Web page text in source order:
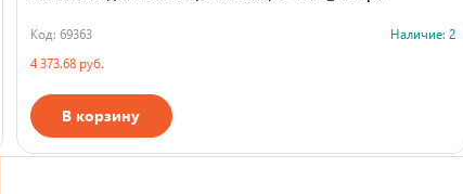
Код: 69363
Наличие: 2
4 373.68 руб.
В корзину